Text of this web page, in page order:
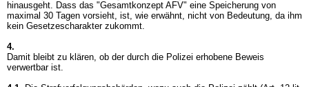
hinausgeht. Dass das "Gesamtkonzept AFV" eine Speicherung von
maximal 30 Tagen vorsieht, ist, wie erwähnt, nicht von Bedeutung, da ihm
kein Gesetzescharakter zukommt.
4.
Damit bleibt zu klären, ob der durch die Polizei erhobene Beweis
verwertbar ist.